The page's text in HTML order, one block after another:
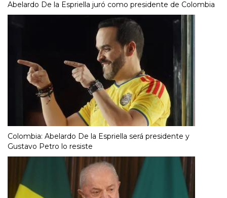
Abelardo De la Espriella juró como presidente de Colombia
Colombia: Abelardo De la Espriella será presidente y
Gustavo Petro lo resiste